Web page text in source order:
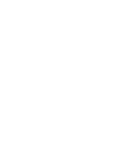
och hur du bäst rustar ditt
2026